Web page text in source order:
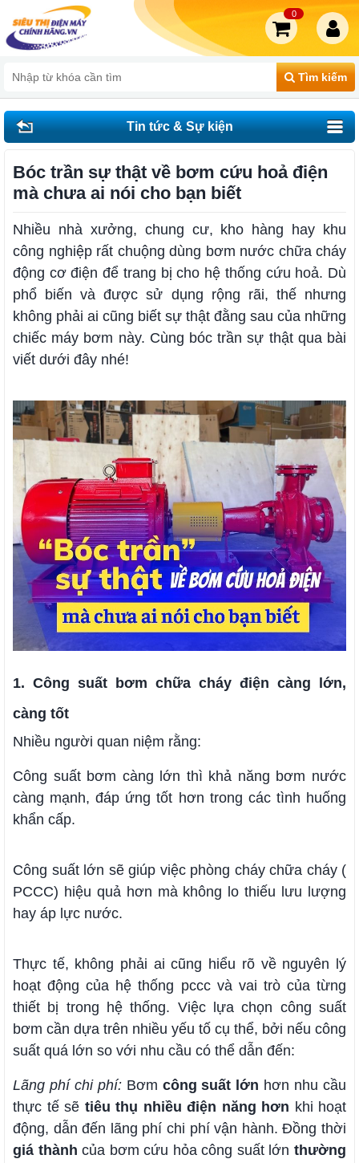
Tìm kiếm
0
Tin tức & Sự kiện
Bóc trần sự thật về bơm cứu hoả điện
mà chưa ai nói cho bạn biết
Nhiều nhà xưởng, chung cư, kho hàng hay khu
công nghiệp rất chuộng dùng bơm nước chữa cháy
động cơ điện để trang bị cho hệ thống cứu hoả. Dù
phổ biến và được sử dụng rộng rãi, thế nhưng
không phải ai cũng biết sự thật đằng sau của những
chiếc máy bơm này. Cùng bóc trần sự thật qua bài
viết dưới đây nhé!
1. Công suất bơm chữa cháy điện càng lớn,
càng tốt
Nhiều người quan niệm rằng:
Công suất bơm càng lớn thì khả năng bơm nước
càng mạnh, đáp ứng tốt hơn trong các tình huống
khẩn cấp.
Công suất lớn sẽ giúp việc phòng cháy chữa cháy (
PCCC) hiệu quả hơn mà không lo thiếu lưu lượng
hay áp lực nước.
Thực tế, không phải ai cũng hiểu rõ về nguyên lý
hoạt động của hệ thống pccc và vai trò của từng
thiết bị trong hệ thống. Việc lựa chọn công suất
bơm cần dựa trên nhiều yếu tố cụ thể, bởi nếu công
suất quá lớn so với nhu cầu có thể dẫn đến:
Lãng phí chi phí:Bơm công suất lớn hơn nhu cầu
thực tế sẽ tiêu thụ nhiều điện năng hơn khi hoạt
động, dẫn đến lãng phí chi phí vận hành. Đồng thời
giá thành của bơm cứu hỏa công suất lớnthường